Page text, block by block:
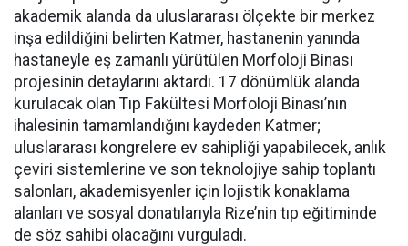
akademik alanda da uluslararası ölçekte bir merkez
inşa edildiğini belirten Katmer, hastanenin yanında
hastaneyle eş zamanlı yürütülen Morfoloji Binası
projesinin detaylarını aktardı. 17 dönümlük alanda
kurulacak olan Tıp Fakültesi Morfoloji Binası’nın
ihalesinin tamamlandığını kaydeden Katmer;
uluslararası kongrelere ev sahipliği yapabilecek, anlık
çeviri sistemlerine ve son teknolojiye sahip toplantı
salonları, akademisyenler için lojistik konaklama
alanları ve sosyal donatılarıyla Rize’nin tıp eğitiminde
de söz sahibi olacağını vurguladı.